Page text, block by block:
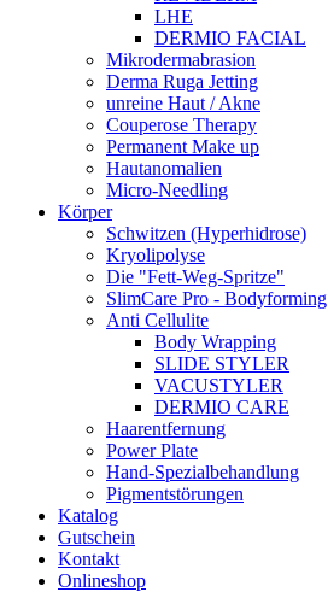
LHE
DERMIO FACIAL
Mikrodermabrasion
Derma Ruga Jetting
unreine Haut / Akne
Couperose Therapy
Permanent Make up
Hautanomalien
Micro-Needling
Körper
Schwitzen (Hyperhidrose)
Kryolipolyse
Die "Fett-Weg-Spritze"
SlimCare Pro - Bodyforming
Anti Cellulite
Body Wrapping
SLIDE STYLER
VACUSTYLER
DERMIO CARE
Haarentfernung
Power Plate
Hand-Spezialbehandlung
Pigmentstörungen
Katalog
Gutschein
Kontakt
Onlineshop